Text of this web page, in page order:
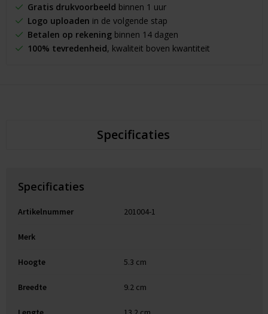
Gratis drukvoorbeeld binnen 1 uur
Logo uploaden in de volgende stap
Betalen op rekeningbinnen 14 dagen
100% tevredenheid, kwaliteit boven kwantiteit
Specificaties
Specificaties
Artikelnummer 201004-1
Merk
Hoogte 5.3 cm
Breedte 9.2 cm